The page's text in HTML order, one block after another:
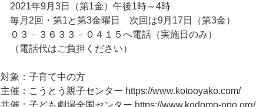
2021年9月 3日 （第1金） 午後1時～4時
毎月 2回 ・ 第1と第3金曜 日 次回 は9月 17 日 （第3金）
０ ３ － ３ ６ ３ ３ － ０ ４ １ ５ へ電話 （実施日 のみ）
（電話代はご負担 く ださ い）
対象 ： 子育て中の方
主催 ： こ う と う 親子センター https://www.kotooyako.com/